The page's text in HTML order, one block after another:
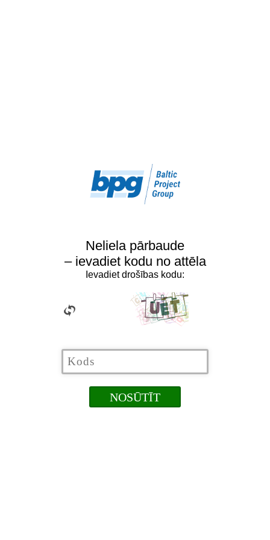
Neliela pārbaude
– ievadiet kodu no attēla
Ievadiet drošības kodu: